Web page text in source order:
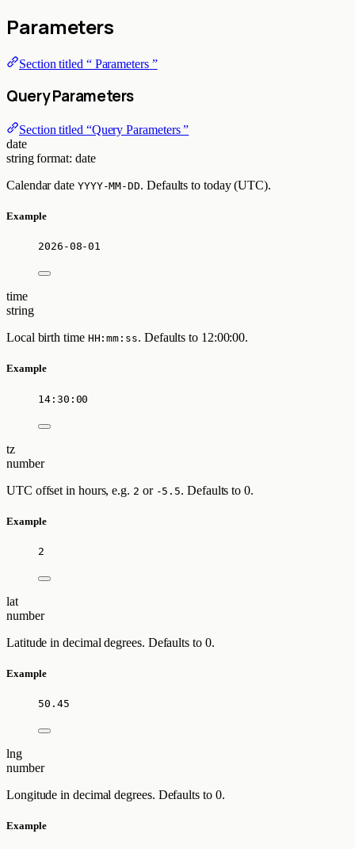
Parameters
Section titled “ Parameters ”
Query Parameters
Section titled “Query Parameters ”
date
string format: date
Calendar date YYYY-MM-DD. Defaults to today (UTC).
Example
2026-08-01
time
string
Local birth time HH:mm:ss. Defaults to 12:00:00.
Example
14:30:00
tz
number
UTC offset in hours, e.g. 2 or -5.5. Defaults to 0.
Example
2
lat
number
Latitude in decimal degrees. Defaults to 0.
Example
50.45
lng
number
Longitude in decimal degrees. Defaults to 0.
Example